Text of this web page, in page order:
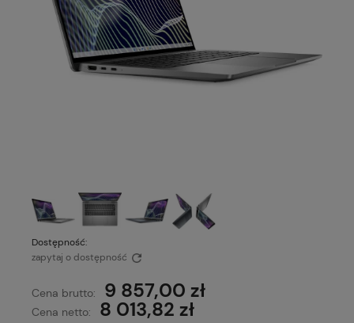
Dostępność:
zapytaj o dostępność
Cena brutto: 9 857,00 zł
Cena netto: 8 013,82 zł